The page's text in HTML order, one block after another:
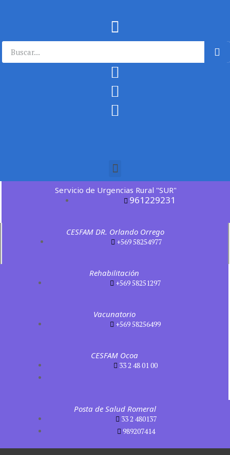
Servicio de Urgencias Rural "SUR"
961229231
CESFAM DR. Orlando Orrego
+569 58254977
Rehabilitación
+569 58251297
Vacunatorio
+569 58256499
CESFAM Ocoa
33 2 48 01 00
Posta de Salud Romeral
33 2 480137
989207414